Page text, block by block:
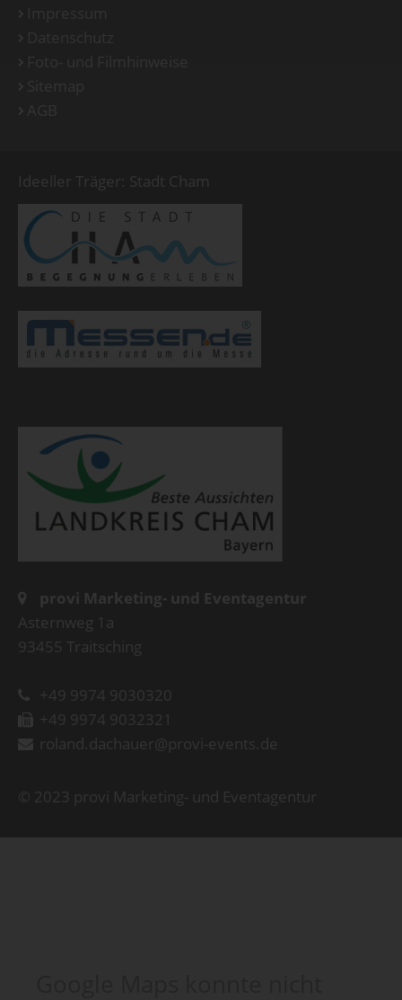
Ideeller Träger: Stadt Cham
provi Marketing- und Eventagentur
Asternweg 1a
93455 Traitsching
+49 9974 9030320
+49 9974 9032321
roland.dachauer@provi-events.de
© 2023 provi Marketing- und Eventagentur